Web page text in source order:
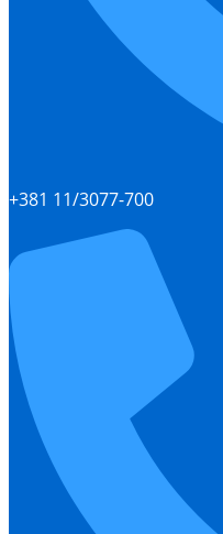
+381 11/3077-700